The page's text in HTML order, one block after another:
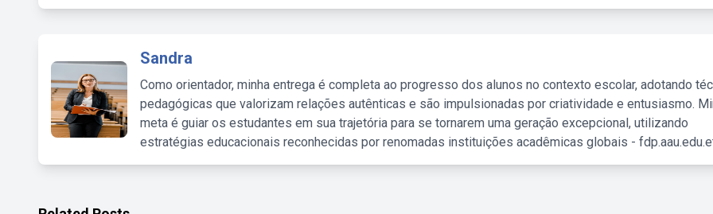
Sandra
Como orientador, minha entrega é completa ao progresso dos alunos no contexto escolar, adotando
pedagógicas que valorizam relações autênticas e são impulsionadas por criatividade e entusiasmo.
meta é guiar os estudantes em sua trajetória para se tornarem uma geração excepcional, utilizando
estratégias educacionais reconhecidas por renomadas instituições acadêmicas globais -